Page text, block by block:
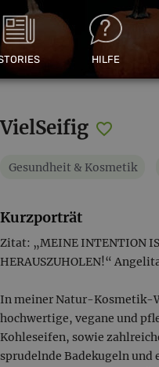
HILFE
VielSeifig
Gesundheit & Kosmetik
Kurzporträt
Zitat: „MEINE INTENTION
HERAUSZUHOLEN!“
In meiner Natur-Kosmetik-
hochwertige, vegane und
Kohleseifen, sowie
sprudelnde Badekugeln und